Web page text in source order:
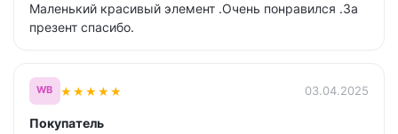
Маленький красивый элемент .Очень понравился .За
презент спасибо.
WB ★★★★★ 03.04.2025
Покупатель